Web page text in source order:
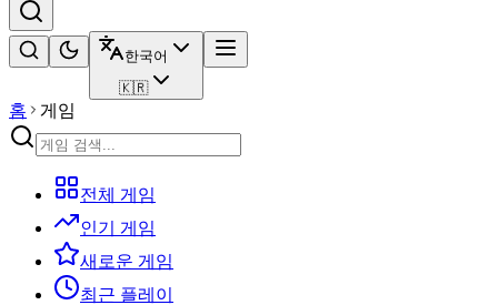
한국어
🇰🇷
홈 게임
전체 게임
인기 게임
새로운 게임
최근 플레이